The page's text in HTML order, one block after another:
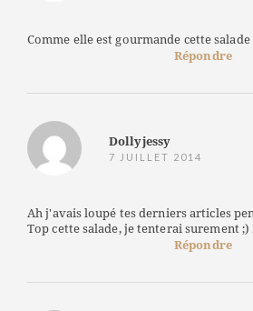
Comme elle est gourmande cette
Répondre
Dollyjessy
7 JUILLET 2014
Ah j'avais loupé tes derniers articles
Top cette salade, je tenterai surement ;)
Répondre